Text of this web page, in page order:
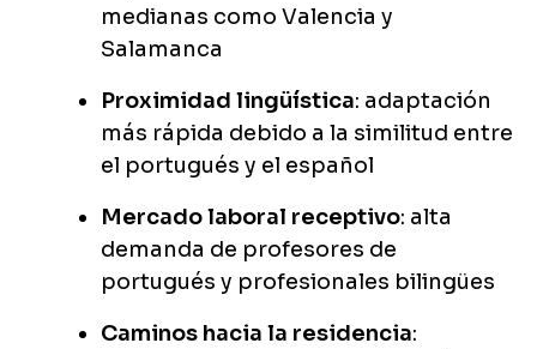
medianas como Valencia y
Salamanca
Proximidad lingüística: adaptación
más rápida debido a la similitud entre
el portugués y el español
Mercado laboral receptivo: alta
demanda de profesores de
portugués y profesionales bilingües
Caminos hacia la residencia: